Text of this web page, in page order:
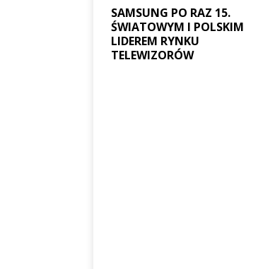
SAMSUNG PO RAZ 15.
ŚWIATOWYM I POLSKIM
LIDEREM RYNKU
TELEWIZORÓW